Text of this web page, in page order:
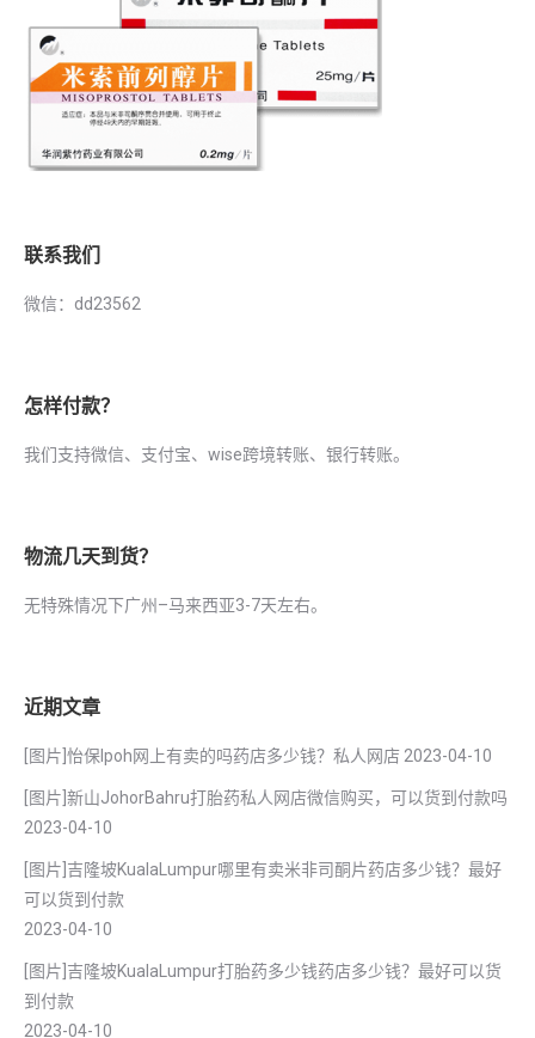
联系我们
微信：dd23562
怎样付款？
我们支持微信、支付宝、wise跨境转账、银行转账。
物流几天到货？
无特殊情况下广州–马来西亚3-7天左右。
近期文章
[图片]怡保lpoh网上有卖的吗药店多少钱？私人网店 2023-04-10
[图片]新山JohorBahru打胎药私人网店微信购买，可以货到付款吗
2023-04-10
[图片]吉隆坡KualaLumpur哪里有卖米非司酮片药店多少钱？最好
可以货到付款
2023-04-10
[图片]吉隆坡KualaLumpur打胎药多少钱药店多少钱？最好可以货
到付款
2023-04-10